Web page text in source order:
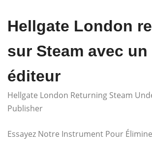
Hellgate London
sur Steam avec
éditeur
Hellgate London Returning Steam
Publisher
Essayez Notre Instrument Pour